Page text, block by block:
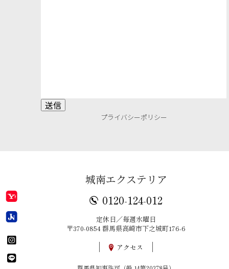
プライバシーポリシー
城南エクステリア
0120-124-012
定休日／毎週水曜日
〒370-0854 群馬県高崎市下之城町176-6
アクセス